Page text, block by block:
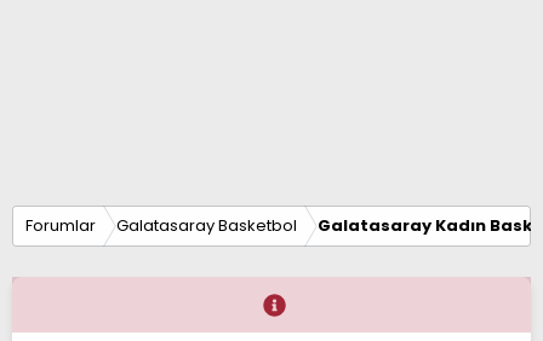
Forumlar Galatasaray Basketbol Galatasaray Kadın